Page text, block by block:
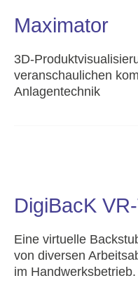
Maximator
3D-
veranschaulichen
Anlagentechnik
DigiBacK
Eine virtuelle
von diversen
im Handwerksbetrieb.